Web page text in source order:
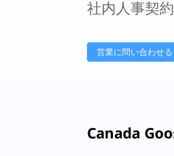
社内人事契
営業に問い合わせる
Canada